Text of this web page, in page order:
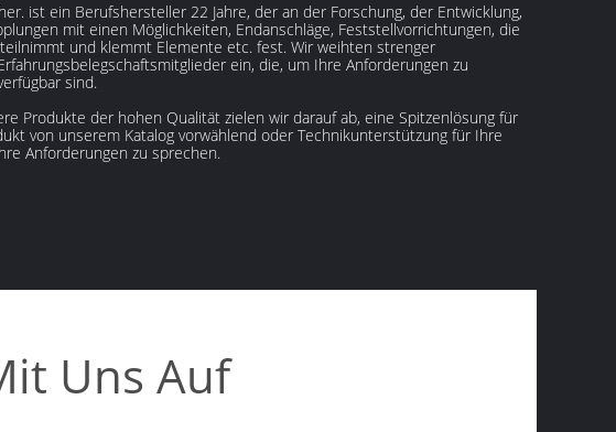
ist ein Berufshersteller 22 Jahre, der an der Forschung, der Entwicklung,
mit einen Möglichkeiten, Endanschläge, Feststellvorrichtungen, die
und klemmt Elemente etc. fest. Wir weihten strenger
ein, die, um Ihre Anforderungen zu
sind.
Produkte der hohen Qualität zielen wir darauf ab, eine Spitzenlösung für
von unserem Katalog vorwählend oder Technikunterstützung für Ihre
Anforderungen zu sprechen.
Uns Auf